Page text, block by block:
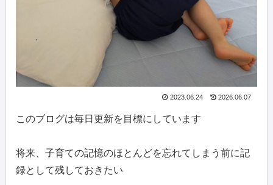
2023.06.24 2026.06.07
このブログは毎日更新を目標にしています
将来、子育ての記憶のほとんどを忘れてしまう前に記
録として残しておきたい